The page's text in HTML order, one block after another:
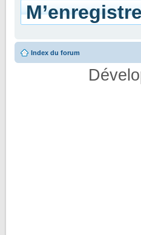
Index du forum